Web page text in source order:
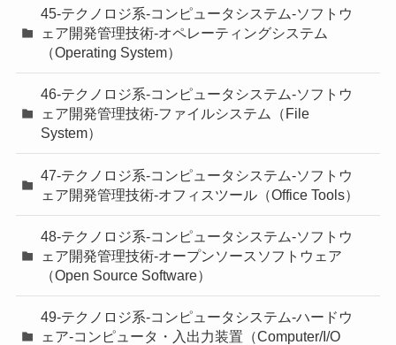
45-テクノロジ系-コンピュータシステム-ソフトウ
ェア開発管理技術-オペレーティングシステム
（Operating System）
46-テクノロジ系-コンピュータシステム-ソフトウ
ェア開発管理技術-ファイルシステム（File
System）
47-テクノロジ系-コンピュータシステム-ソフトウ
ェア開発管理技術-オフィスツール（Office Tools）
48-テクノロジ系-コンピュータシステム-ソフトウ
ェア開発管理技術-オープンソースソフトウェア
（Open Source Software）
49-テクノロジ系-コンピュータシステム-ハードウ
ェア-コンピュータ・入出力装置（Computer/I/O